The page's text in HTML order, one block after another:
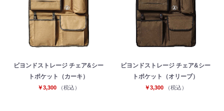
ビヨンドストレージ チェア&シー
トポケット（カーキ）
￥3,300 （税込）
ビヨンドストレージ チェア&シー
トポケット（オリーブ）
￥3,300 （税込）